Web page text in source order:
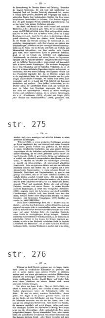
Image
str. 275
Image
str. 276
Image